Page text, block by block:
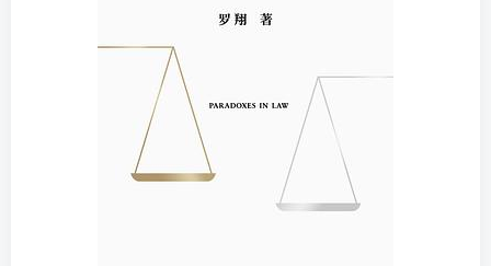
用户名/手机号/邮箱
登录密码
记住登录 找回密码 |免密登录